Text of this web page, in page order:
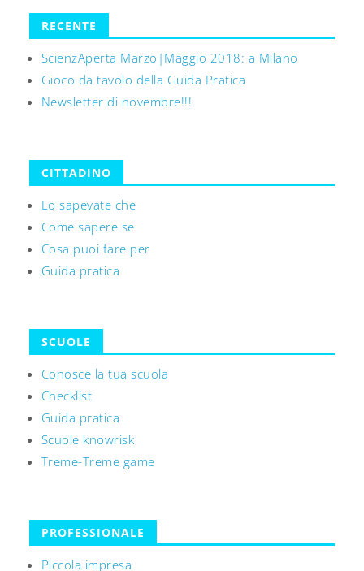
RECENTE
ScienzAperta Marzo|Maggio 2018: a Milano
Gioco da tavolo della Guida Pratica
Newsletter di novembre!!!
CITTADINO
Lo sapevate che
Come sapere se
Cosa puoi fare per
Guida pratica
SCUOLE
Conosce la tua scuola
Checklist
Guida pratica
Scuole knowrisk
Treme-Treme game
PROFESSIONALE
Piccola impresa